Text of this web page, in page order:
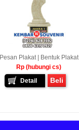
Pesan Plakat | Bentuk Plakat
Rp (hubungi cs)
Detail
Beli